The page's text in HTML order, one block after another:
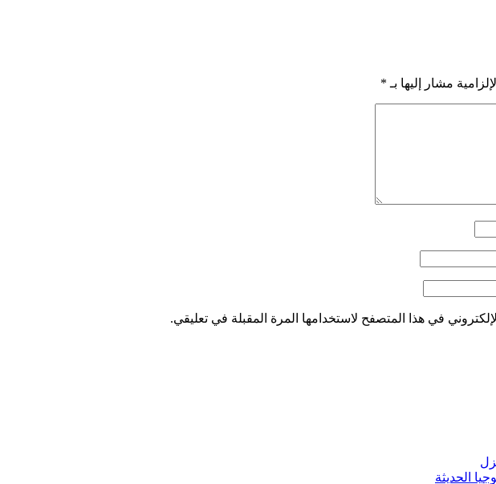
مشار إليها بـ *
في هذا المتصفح لاستخدامها المرة المقبلة في تعليقي.
الحديثة